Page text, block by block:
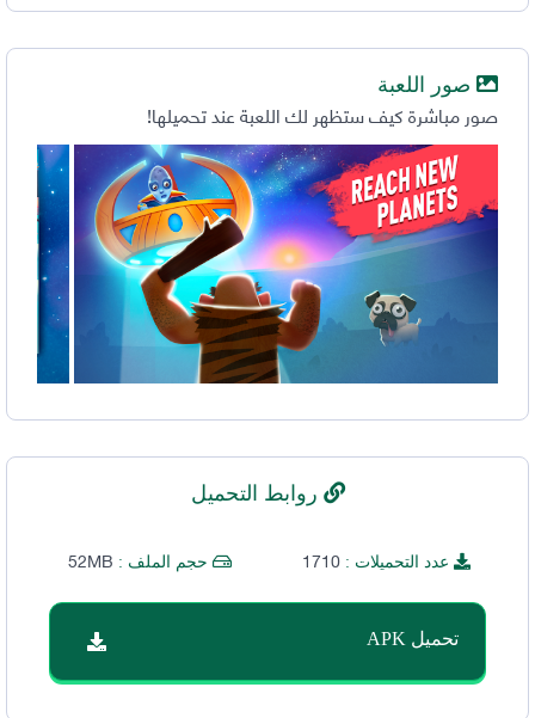
صور اللعبة
صور مباشرة كيف ستظهر لك اللعبة عند تحميلها!
روابط التحميل
عدد التحميلات :1710 حجم الملف : 52MB
تحميل APK